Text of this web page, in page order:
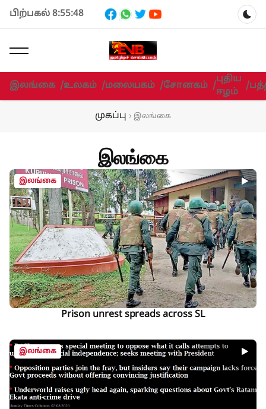
பிற்பகல் 8:55:49
இலங்கை /உலகம் /மலையகம் /சோனகம் /
புதிய
ஈழம்
/
முகப்பு இலங்கை
இலங்கை
இலங்கை
Prison unrest spreads across SL
இலங்கை